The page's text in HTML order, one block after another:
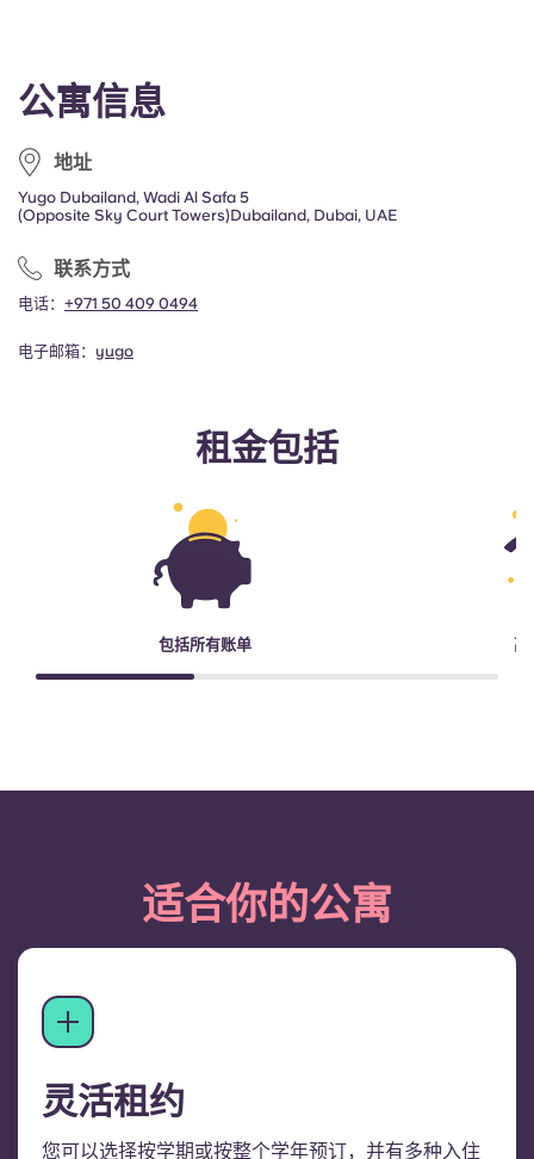
公寓信息
地址
Yugo Dubailand, Wadi Al Safa 5
(Opposite Sky Court Towers)Dubailand, Dubai, UAE
联系方式
电话： +971 50 409 0494
电子邮箱： yugo
租金包括
包括所有账单 高
适合你的公寓
灵活租约
您可以选择按学期或按整个学年预订，并有多种入住